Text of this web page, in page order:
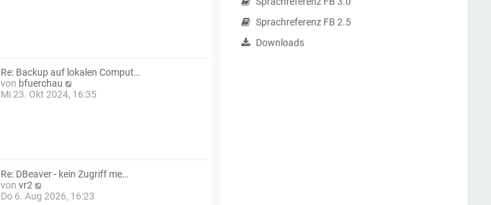
B
e
i
Re: Backup auf lokalen Comput…
von bfuerchau
e
B
i
Mi 23. Okt 2024, 16:35
Re: DBeaver - kein Zugriff me…
vonvr2
e
Do 6. Aug 2026, 16:23
Sprachreferenz FB 2.5
Downloads